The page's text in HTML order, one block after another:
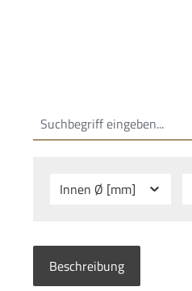
Innen Ø [mm]
Beschreibung